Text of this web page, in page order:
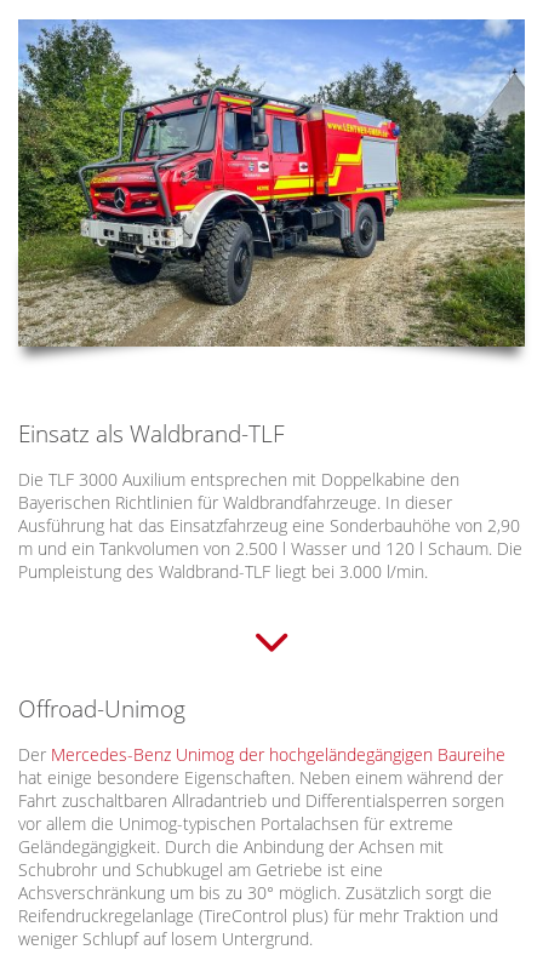
Einsatz als Waldbrand-TLF
Die TLF 3000 Auxilium entsprechen mit Doppelkabine den
Bayerischen Richtlinien für Waldbrandfahrzeuge. In dieser
Ausführung hat das Einsatzfahrzeug eine Sonderbauhöhe von 2,90
m und ein Tankvolumen von 2.500 l Wasser und 120 l Schaum. Die
Pumpleistung des Waldbrand-TLF liegt bei 3.000 l/min.
Offroad-Unimog
Der Mercedes-Benz Unimog der hochgeländegängigen Baureihe
hat einige besondere Eigenschaften. Neben einem während der
Fahrt zuschaltbaren Allradantrieb und Differentialsperren sorgen
vor allem die Unimog-typischen Portalachsen für extreme
Geländegängigkeit. Durch die Anbindung der Achsen mit
Schubrohr und Schubkugel am Getriebe ist eine
Achsverschränkung um bis zu 30° möglich. Zusätzlich sorgt die
Reifendruckregelanlage (TireControl plus) für mehr Traktion und
weniger Schlupf auf losem Untergrund.